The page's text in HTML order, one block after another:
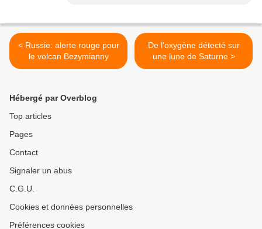
< Russie: alerte rouge pour
le volcan Bezymianny
De l'oxygène détecté sur
une lune de Saturne >
Hébergé par Overblog
Top articles
Pages
Contact
Signaler un abus
C.G.U.
Cookies et données personnelles
Préférences cookies